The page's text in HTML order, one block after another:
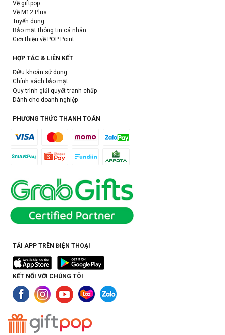
Về giftpop
Về M12 Plus
Tuyển dụng
Bảo mật thông tin cá nhân
Giới thiệu về POP Point
HỢP TÁC & LIÊN KẾT
Điều khoản sử dụng
Chính sách bảo mật
Quy trình giải quyết tranh chấp
Dành cho doanh nghiệp
PHƯƠNG THỨC THANH TOÁN
TẢI APP TRÊN ĐIỆN THOẠI
KẾT NỐI VỚI CHÚNG TÔI